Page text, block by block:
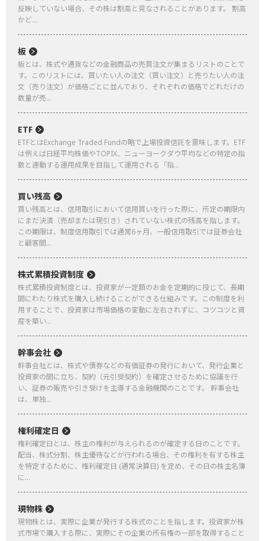
反映していない場合、その株は割高と見なされることがあります。 割高
かど...
板
板とは、株式や通貨などの金融商品の売買注文が集まるリストのことで
す。このリストには、買いたい人の注文（買い注文）と売りたい人の注
文（売り注文）が価格ごとに並んでおり、それぞれの価格でどれだけの
数量が売...
ETF
ETFとはExchange Traded Fundの略で上場投資信託を意味します。ETF
は例えば日経平均株価やTOPIX、ニューヨークダウ平均などの特定の指
数と連動する運用成果を目指して運用される「指...
買い残高
買い残高とは、信用取引において信用買いを行った際に、所定の期限内
にまだ決済（売却または現引き）されていない株式の残高を指します。
この期限は、制度信用取引では通常6ヶ月、一般信用取引では証券会社
と顧客間...
株式累積投資制度
株式累積投資制度とは、投資家が一定額のお金を定期的に投じて、長期
間にわたり株式を購入し続けることができる仕組みです。この制度を利
用することで、投資家は市場価格の変動に左右されずに、コツコツと資
産を築い...
幹事会社
幹事会社とは、株式や債券などの有価証券の発行において、発行企業と
投資家の間に立ち、契約（元引受契約）を確定させるために協議を行
い、証券の販売や引き受けを主導する金融機関のことです。 幹事会社
は、単独...
権利確定日
権利確定日とは、株主の権利が与えられるのが確定する日のことです。
配当、株式分割、株主優待などが行われる場合、その権利を有する株主
を特定するために、権利確定日 (通常決算日) を定め、その日の株主名簿
に...
現物株
現物株とは、実際に企業が発行する株式のことを指します。投資家が株
式市場で購入する際に、実際にその企業の所有権の一部を取得すること